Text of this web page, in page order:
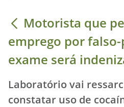
Motorista que
Motorista que
emprego por
exame será
Laboratório vai
constatar uso de